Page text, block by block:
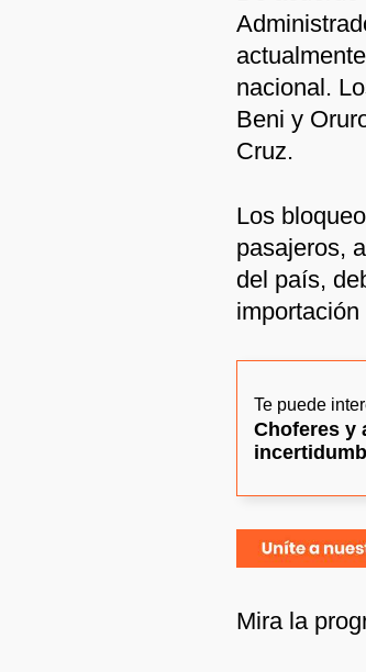
nacional.
Beni y
Cruz.
Los
pasajeros,
del país,
Te puede
Choferes y
Mira la